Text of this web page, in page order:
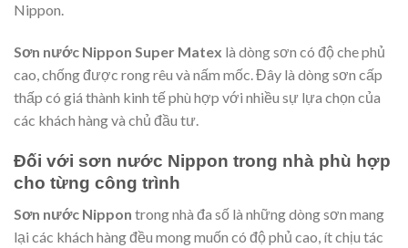
Nippon.
Sơn nước Nippon Super Matex là dòng sơn có độ che phủ
cao, chống được rong rêu và nấm mốc. Đây là dòng sơn cấp
thấp có giá thành kinh tế phù hợp với nhiều sự lựa chọn của
các khách hàng và chủ đầu tư.
Đối với sơn nước Nippon trong nhà phù hợp
cho từng công trình
Sơn nước Nippon trong nhà đa số là những dòng sơn mang
lại các khách hàng đều mong muốn có độ phủ cao, ít chịu tác